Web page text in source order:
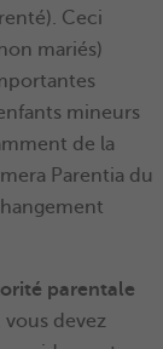
Ceci
mariés)
mineurs
de la
Parentia du
parentale
vous devez